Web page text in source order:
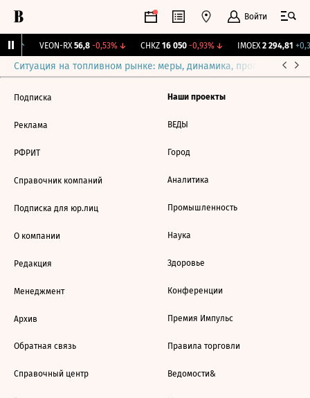
Войти
VEON-RX 56,8 -0,53%↓ CHKZ 16 050 -0,93%↓ IMOEX 2 294,81
Ситуация на топливном рынке: меры, динамика, прогнозы
Подписка
Реклама
РФРИТ
Справочник компаний
Подписка для юр.лиц
О компании
Редакция
Менеджмент
Архив
Обратная связь
Справочный центр
Наши проекты
ВЕДЫ
Город
Аналитика
Промышленность
Наука
Здоровье
Конференции
Премия Импульс
Правила торговли
Ведомости&